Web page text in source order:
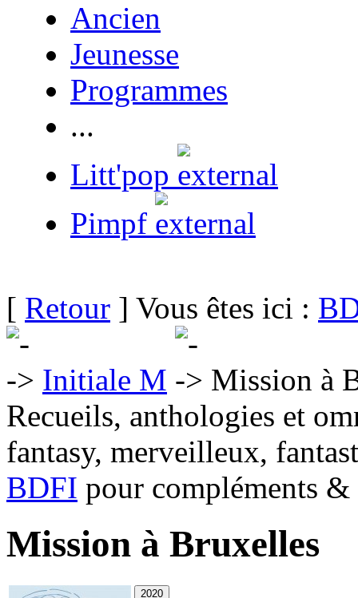
Ancien
Jeunesse
Programmes
...
Litt'pop
Pimpf
[ Retour ] Vous êtes ici :
Initiale M
Mission à
Recueils, anthologies et
fantasy, merveilleux,
BDFI pour compléments
Mission à Bruxelles